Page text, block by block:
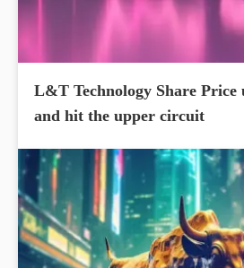
L&T Technology Share
and hit the upper circuit